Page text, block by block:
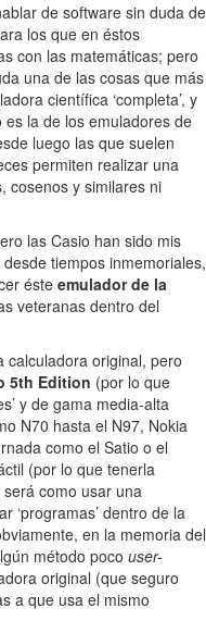
de software sin duda de
los que en éstos
con las matemáticas; pero
una de las cosas que más
científica ‘completa’, y
la de los emuladores de
luego las que suelen
permiten realizar una
cosenos y similares ni
las Casio han sido mis
tiempos inmemoriales,
éste emulador de la
veteranas dentro del
calculadora original, pero
5th Edition (por lo que
y de gama media-alta
N70 hasta el N97, Nokia
como el Satio o el
(por lo que tenerla
como usar una
‘programas’ dentro de la
en la memoria del
método poco user-
original (que seguro
a que usa el mismo